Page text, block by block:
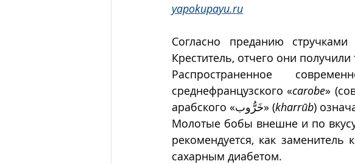
yapokupayu.ru
Согласно преданию
Креститель, отчего они
Распространенное
среднефранцузского «carobe»
арабского «خَرُّوب» (kharrūb)
Молотые бобы внешне и по
рекомендуется, как
сахарным диабетом.